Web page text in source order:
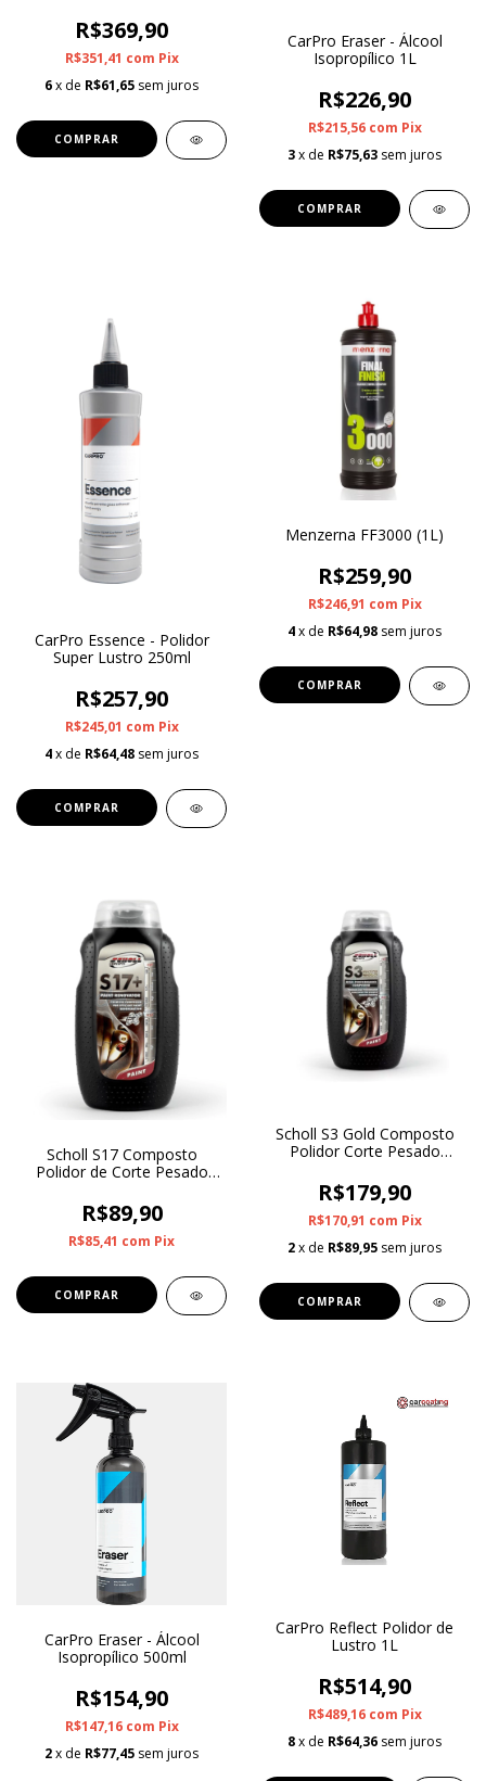
R$369,90
R$351,41 com Pix
6x de R$61,65 sem juros
CarPro Eraser - Álcool
Isopropílico 1L
R$226,90
R$215,56 com Pix
3x de R$75,63 sem juros
CarPro Essence - Polidor
Super Lustro 250ml
R$257,90
R$245,01 com Pix
4x de R$64,48 sem juros
Menzerna FF3000 (1L)
R$259,90
R$246,91 com Pix
4x de R$64,98 sem juros
Scholl S17 Composto
Polidor de Corte Pesado
R$89,90
R$85,41 com Pix
Scholl S3 Gold Composto
Polidor Corte Pesado
R$179,90
R$170,91 com Pix
2x de R$89,95 sem juros
CarPro Eraser - Álcool
Isopropílico 500ml
R$154,90
R$147,16 com Pix
2x de R$77,45 sem juros
CarPro Reflect Polidor de
Lustro 1L
R$514,90
R$489,16 com Pix
8x de R$64,36 sem juros